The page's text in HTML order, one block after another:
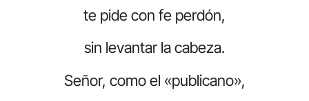
te pide con fe perdón,
sin levantar la cabeza.
Señor, como el «publicano»,